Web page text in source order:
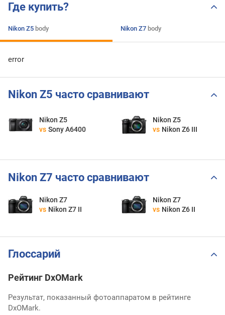
Где купить?
Nikon Z5 body Nikon Z7 body
error
Nikon Z5 часто сравнивают
Nikon Z5
vs Sony A6400
Nikon Z5
vs Nikon Z6 III
Nikon Z7 часто сравнивают
Nikon Z7
vs Nikon Z7 II
Nikon Z7
vs Nikon Z6 II
Глоссарий
Рейтинг DxOMark
Результат, показанный фотоаппаратом в рейтинге
DxOMark.